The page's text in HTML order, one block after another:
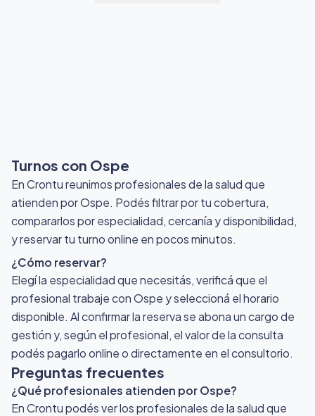
Turnos con Ospe
En Crontu reunimos profesionales de la salud que
atienden por Ospe. Podés filtrar por tu cobertura,
compararlos por especialidad, cercanía y disponibilidad,
y reservar tu turno online en pocos minutos.
¿Cómo reservar?
Elegí la especialidad que necesitás, verificá que el
profesional trabaje con Ospe y seleccioná el horario
disponible. Al confirmar la reserva se abona un cargo de
gestión y, según el profesional, el valor de la consulta
podés pagarlo online o directamente en el consultorio.
Preguntas frecuentes
¿Qué profesionales atienden por Ospe?
En Crontu podés ver los profesionales de la salud que